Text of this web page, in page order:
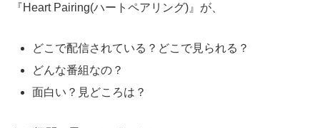
『Heart Pairing(ハートペアリング)』が、
どこで配信されている？どこで見られる？
どんな番組なの？
面白い？見どころは？